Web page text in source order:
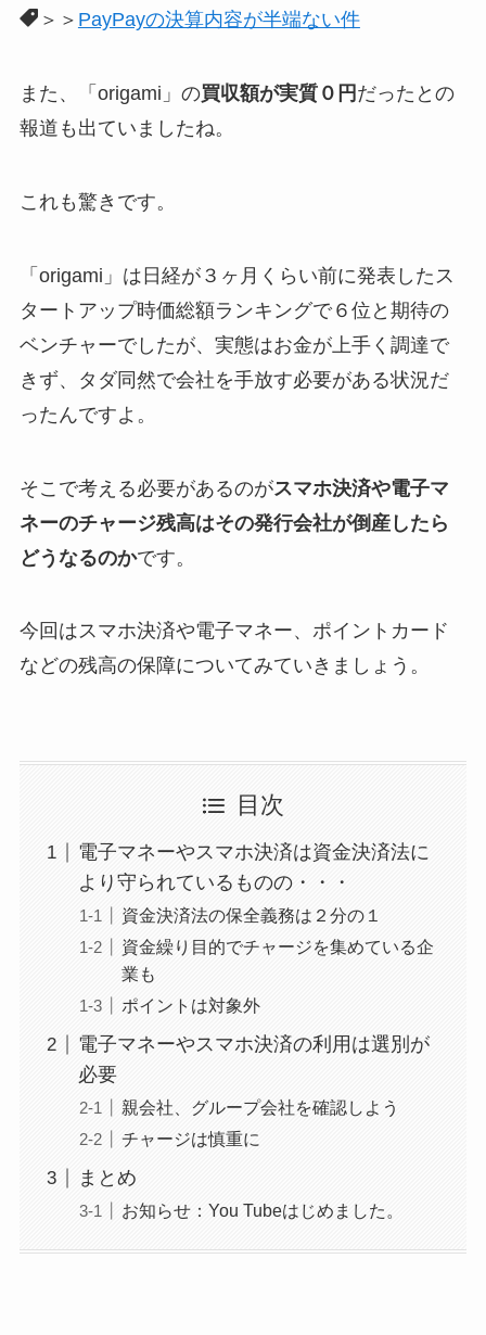
＞＞ PayPayの決算内容が半端ない件
また、「origami」の買収額が実質０円 だったとの
報道も出ていましたね。
これも驚きです。
「origami」は日経が３ヶ月くらい前に発表したス
タートアップ時価総額ランキングで６位と期待の
ベンチャーでしたが、実態はお金が上手く調達で
きず、タダ同然で会社を手放す必要がある状況だ
ったんですよ。
そこで考える必要があるのがスマホ決済や電子マ
ネーのチャージ残高はその発行会社が倒産したら
どうなるのかです。
今回はスマホ決済や電子マネー、ポイントカード
などの残高の保障についてみていきましょう。
目次
電子マネーやスマホ決済は資金決済法に
より守られているものの・・・
資金決済法の保全義務は２分の１
資金繰り目的でチャージを集めている企
業も
ポイントは対象外
電子マネーやスマホ決済の利用は選別が
必要
親会社、グループ会社を確認しよう
チャージは慎重に
まとめ
お知らせ：You Tubeはじめました。